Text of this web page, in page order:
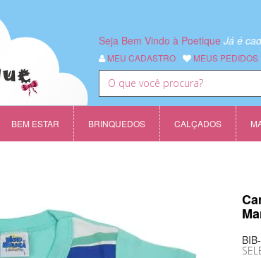
Seja Bem Vindo à Poetique Já é
MEU CADASTRO MEUS PEDIDOS
BEM ESTAR BRINQUEDOS CALÇADOS